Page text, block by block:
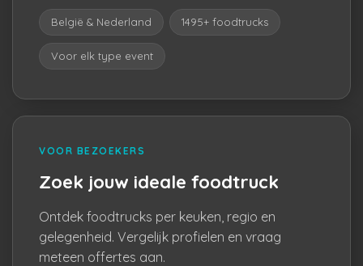
België & Nederland 1495+ foodtrucks
Voor elk type event
VOOR BEZOEKERS
Zoek jouw ideale foodtruck
Ontdek foodtrucks per keuken, regio en
gelegenheid. Vergelijk profielen en vraag
meteen offertes aan.